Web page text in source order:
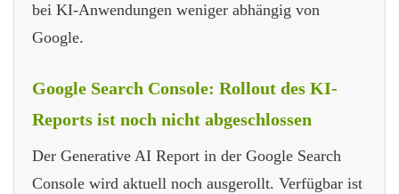
bei KI-Anwendungen weniger abhängig von
Google.
Google Search Console: Rollout des KI-
Reports ist noch nicht abgeschlossen
Der Generative AI Report in der Google Search
Console wird aktuell noch ausgerollt. Verfügbar ist